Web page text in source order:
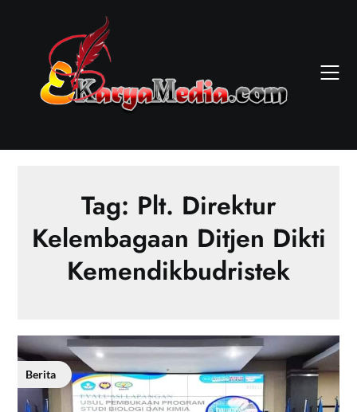
Tag: Plt. Direktur
Kelembagaan Ditjen Dikti
Kemendikbudristek
Berita